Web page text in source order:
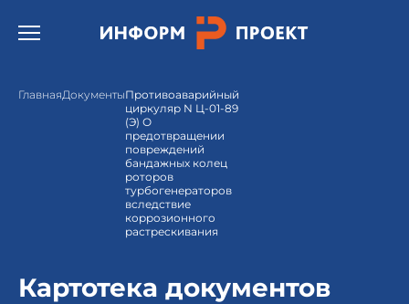
Открыть бургер меню.
ГлавнаяДокументыПротивоаварийный
циркуляр N Ц-01-89
(Э) О
предотвращении
повреждений
бандажных колец
роторов
турбогенераторов
вследствие
коррозионного
растрескивания
Картотека документов